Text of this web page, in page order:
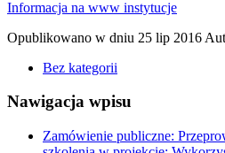
Informacja na www instytucje
Opublikowano w dniu 25 lip 2016
Bez kategorii
Nawigacja wpisu
Zamówienie publiczne: